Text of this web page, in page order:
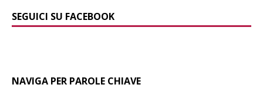
SEGUICI SU FACEBOOK
NAVIGA PER PAROLE CHIAVE